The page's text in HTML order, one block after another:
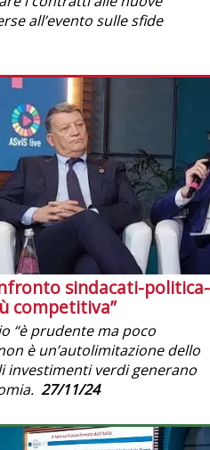
all’evento sulle sfide
sindacati-politica-
competitiva”
“è prudente ma poco
è un’autolimitazione dello
investimenti verdi generano
27/11/24